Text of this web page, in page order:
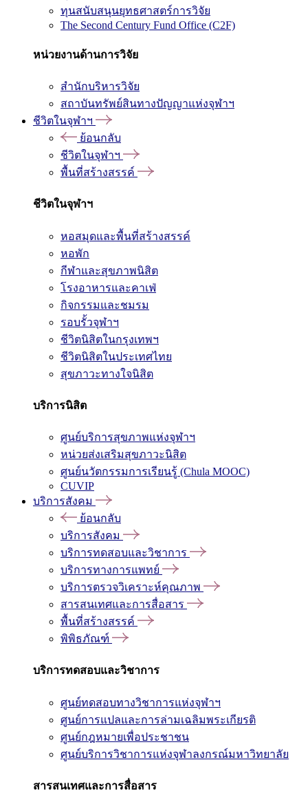
ทุนสนับสนุนยุทธศาสตร์การวิจัย
The Second Century Fund Office (C2F)
หน่วยงานด้านการวิจัย
สำนักบริหารวิจัย
สถาบันทรัพย์สินทางปัญญาแห่งจุฬาฯ
ชีวิตในจุฬาฯ
ย้อนกลับ
ชีวิตในจุฬาฯ
พื้นที่สร้างสรรค์
ชีวิตในจุฬาฯ
หอสมุดและพื้นที่สร้างสรรค์
หอพัก
กีฬาและสุขภาพนิสิต
โรงอาหารและคาเฟ่
กิจกรรมและชมรม
รอบรั้วจุฬาฯ
ชีวิตนิสิตในกรุงเทพฯ
ชีวิตนิสิตในประเทศไทย
สุขภาวะทางใจนิสิต
บริการนิสิต
ศูนย์บริการสุขภาพแห่งจุฬาฯ
หน่วยส่งเสริมสุขภาวะนิสิต
ศูนย์นวัตกรรมการเรียนรู้ (Chula MOOC)
CUVIP
บริการสังคม
ย้อนกลับ
บริการสังคม
บริการทดสอบและวิชาการ
บริการทางการแพทย์
บริการตรวจวิเคราะห์คุณภาพ
สารสนเทศและการสื่อสาร
พื้นที่สร้างสรรค์
พิพิธภัณฑ์
บริการทดสอบและวิชาการ
ศูนย์ทดสอบทางวิชาการแห่งจุฬาฯ
ศูนย์การแปลและการล่ามเฉลิมพระเกียรติ
ศูนย์กฎหมายเพื่อประชาชน
ศูนย์บริการวิชาการแห่งจุฬาลงกรณ์มหาวิทยาลัย
สารสนเทศและการสื่อสาร